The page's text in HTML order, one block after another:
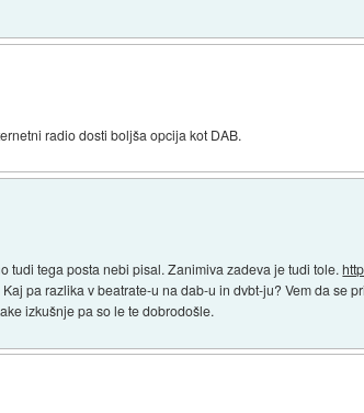
radio dosti boljša opcija kot DAB.
tudi tega posta nebi pisal. Zanimiva zadeva je tudi tole.
pa razlika v beatrate-u na dab-u in dvbt-ju? Vem da se
izkušnje pa so le te dobrodošle.